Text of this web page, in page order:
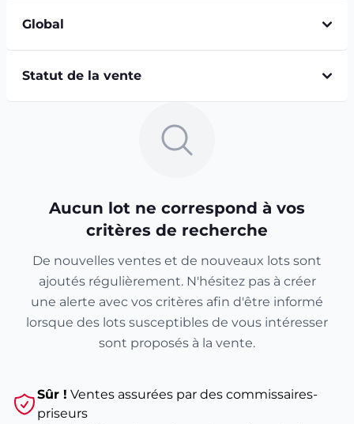
Global
Statut de la vente
Aucun lot ne correspond à vos
critères de recherche
De nouvelles ventes et de nouveaux lots sont
ajoutés régulièrement. N'hésitez pas à créer
une alerte avec vos critères afin d'être informé
lorsque des lots susceptibles de vous intéresser
sont proposés à la vente.
Sûr ! Ventes assurées par des commissaires-
priseurs